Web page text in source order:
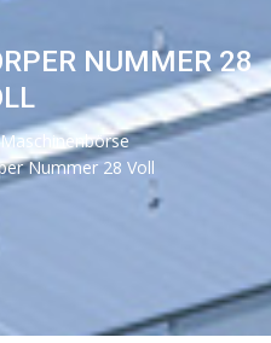
NUMMER 28
Maschinenbörse
Nummer 28 Voll